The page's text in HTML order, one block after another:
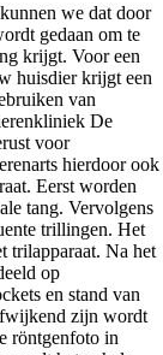
we dat door
gedaan om te
krijgt. Voor een
huisdier krijgt een
van
De
voor
hierdoor ook
Eerst worden
tang. Vervolgens
trillingen. Het
trilapparaat. Na het
op
en stand van
zijn wordt
röntgenfoto in